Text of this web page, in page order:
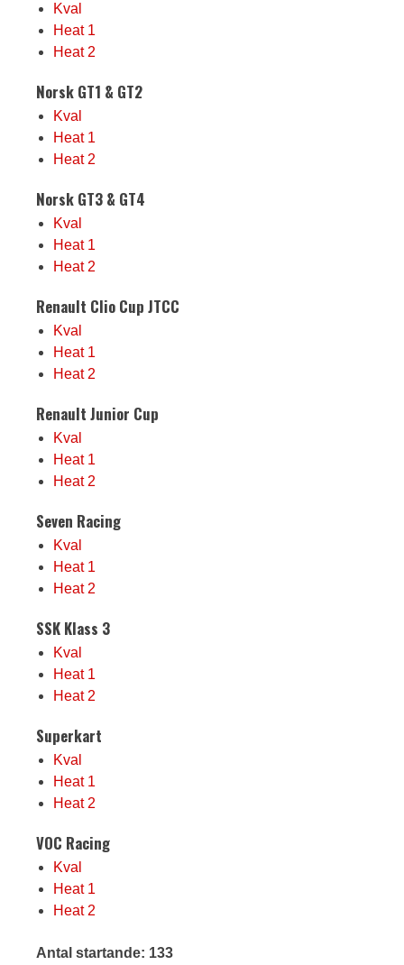
Kval
Heat 1
Heat 2
Norsk GT1 & GT2
Kval
Heat 1
Heat 2
Norsk GT3 & GT4
Kval
Heat 1
Heat 2
Renault Clio Cup JTCC
Kval
Heat 1
Heat 2
Renault Junior Cup
Kval
Heat 1
Heat 2
Seven Racing
Kval
Heat 1
Heat 2
SSK Klass 3
Kval
Heat 1
Heat 2
Superkart
Kval
Heat 1
Heat 2
VOC Racing
Kval
Heat 1
Heat 2
Antal startande: 133